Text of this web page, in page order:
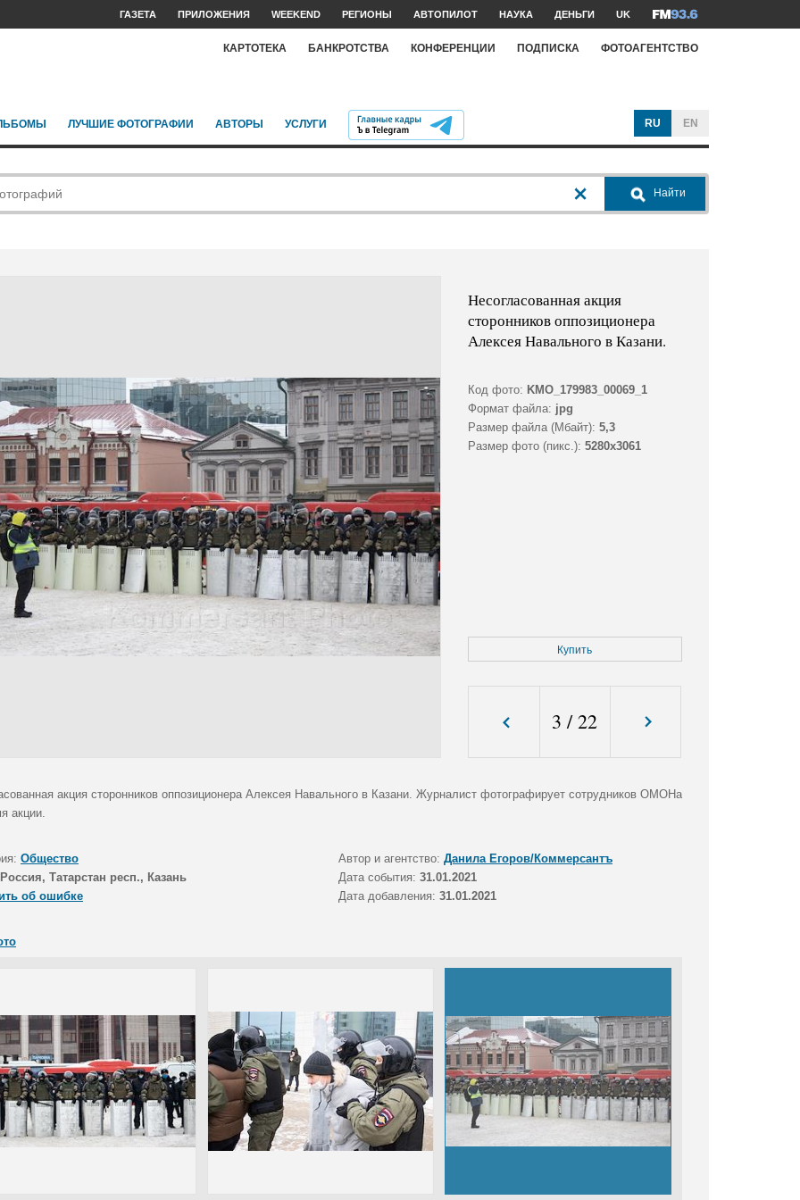
ГАЗЕТА ПРИЛОЖЕНИЯ WEEKEND РЕГИОНЫ АВТОПИЛОТ НАУКА ДЕНЬГИ UK
КАРТОТЕКА БАНКРОТСТВА КОНФЕРЕНЦИИ ПОДПИСКА ФОТОАГЕНТСТВО
ЛУЧШИЕ ФОТОГРАФИИ АВТОРЫ УСЛУГИ RU EN
Найти
Несогласованная акция
сторонников оппозиционера
Алексея Навального в Казани.
Код фото: KMO_179983_00069_1
Формат файла: jpg
Размер файла (Мбайт): 5,3
Размер фото (пикс.): 5280x3061
Купить
3 /22
акция сторонников оппозиционера Алексея Навального в Казани. Журналист фотографирует сотрудников ОМОНа
акции.
Общество Автор и агентство: Данила Егоров/Коммерсантъ
Россия, Татарстан респ., Казань Дата события: 31.01.2021
об ошибке
Дата добавления: 31.01.2021